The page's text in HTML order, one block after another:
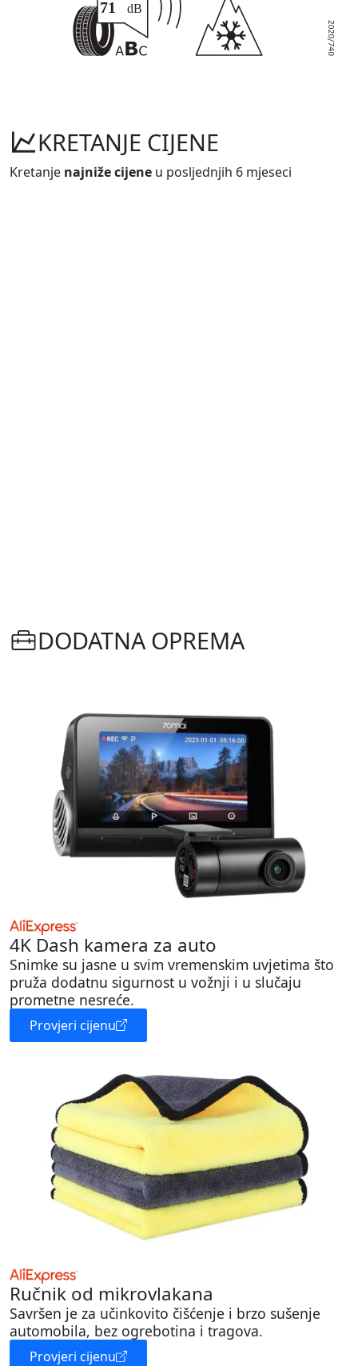
KRETANJE CIJENE
Kretanje najniže cijene u posljednjih 6 mjeseci
DODATNA OPREMA
4K Dash kamera za auto
Snimke su jasne u svim vremenskim uvjetima što
pruža dodatnu sigurnost u vožnji i u slučaju
prometne nesreće.
Provjeri cijenu
Ručnik od mikrovlakana
Savršen je za učinkovito čišćenje i brzo sušenje
automobila, bez ogrebotina i tragova.
Provjeri cijenu